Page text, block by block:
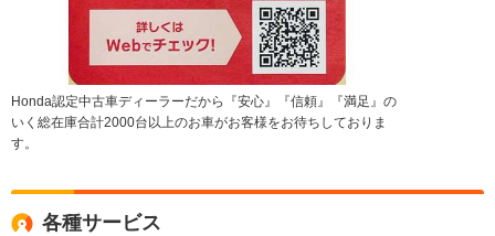
Honda認定中古車ディーラーだから『安心』『信頼』『満足』の
いく総在庫合計2000台以上のお車がお客様をお待ちしておりま
す。
各種サービス